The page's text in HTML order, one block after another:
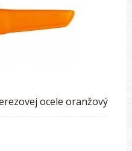
ocele oranžový